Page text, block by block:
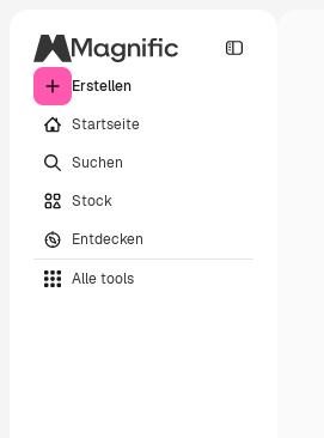
Erstellen
Startseite
Suchen
Stock
Entdecken
Alle tools